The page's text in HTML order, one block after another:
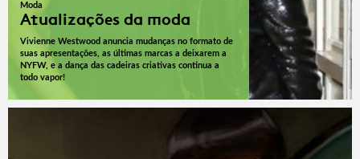
Moda
Atualizações da moda
Vivienne Westwood anuncia mudanças no formato de
suas apresentações, as últimas marcas a deixarem a
NYFW, e a dança das cadeiras criativas continua a
todo vapor!